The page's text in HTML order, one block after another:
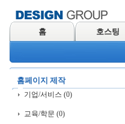
홈 호스팅
홈페이지 제작
기업/서비스 (0)
교육/학문 (0)